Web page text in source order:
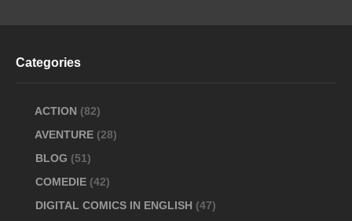
Categories
ACTION (82)
AVENTURE (28)
BLOG (51)
COMEDIE (42)
DIGITAL COMICS IN ENGLISH (47)